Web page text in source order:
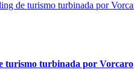
turismo turbinada por Vorcaro